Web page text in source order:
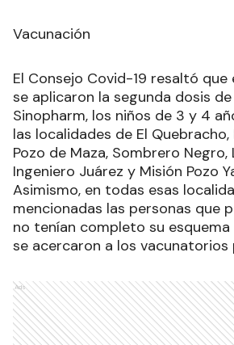
Vacunación
El Consejo Covid-19 resaltó que
se aplicaron la segunda dosis
Sinopharm, los niños de 3 y 4
las localidades de El Quebracho,
Pozo de Maza, Sombrero Negro,
Ingeniero Juárez y Misión Pozo
Asimismo, en todas esas
mencionadas las personas que
no tenían completo su esquema
se acercaron a los vacunatorios
Ads